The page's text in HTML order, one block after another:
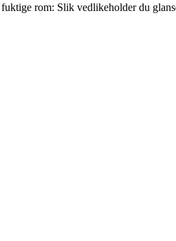
rom: Slik vedlikeholder du